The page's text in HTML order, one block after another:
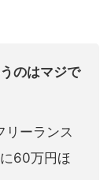
のはマジで
リーランス
60万円ほ